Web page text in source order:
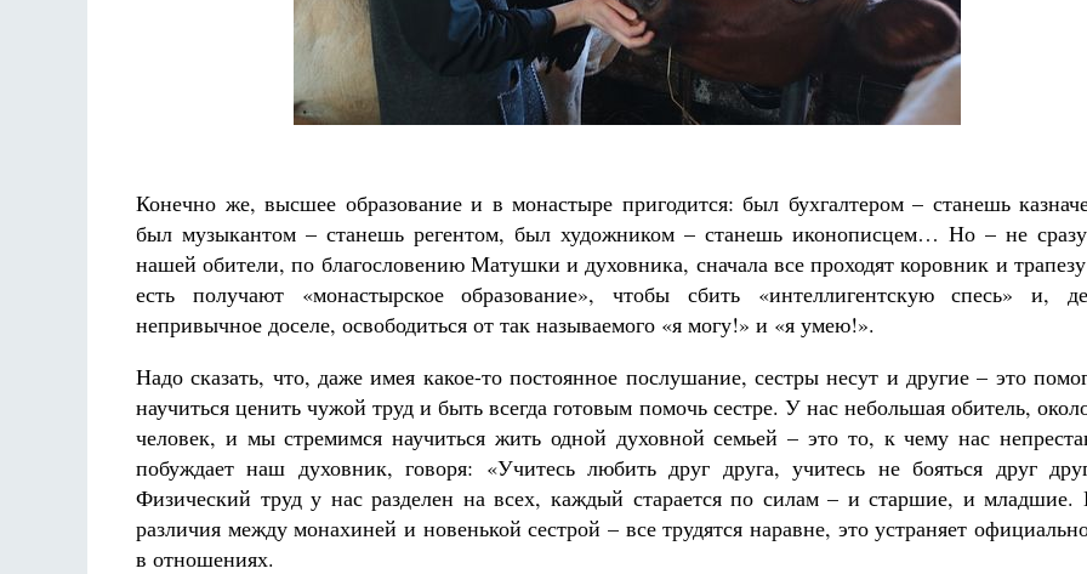
Конечно же, высшее образование и в монастыре пригодится: был бухгалтером – станешь
был музыкантом – станешь регентом, был художником – станешь иконописцем… Но – не
нашей обители, по благословению Матушки и духовника, сначала все проходят коровник и
есть получают «монастырское образование», чтобы сбить «интеллигентскую спесь» и,
непривычное доселе, освободиться от так называемого «я могу!» и «я умею!».
Надо сказать, что, даже имея какое-то постоянное послушание, сестры несут и другие – это
научиться ценить чужой труд и быть всегда готовым помочь сестре. У нас небольшая обитель,
человек, и мы стремимся научиться жить одной духовной семьей – это то, к чему нас
побуждает наш духовник, говоря: «Учитесь любить друг друга, учитесь не бояться друг
Физический труд у нас разделен на всех, каждый старается по силам – и старшие, и младшие.
различия между монахиней и новенькой сестрой – все трудятся наравне, это устраняет
в отношениях.